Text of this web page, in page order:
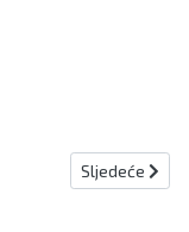
Sljedeći
Sljedeće